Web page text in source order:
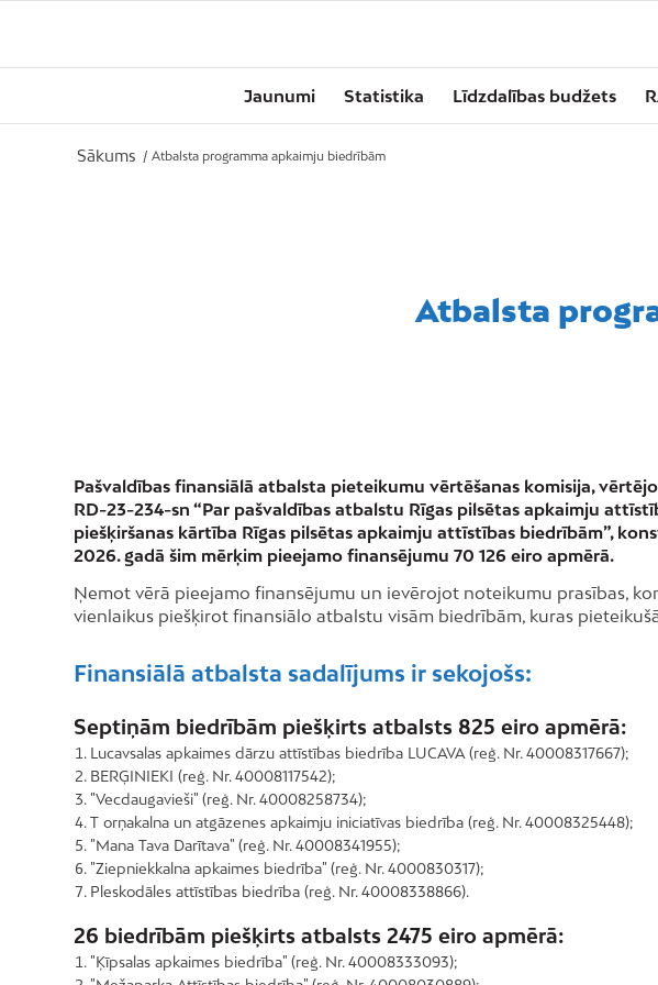
Jaunumi Statistika Līdzdalības budžets
Sākums / Atbalsta programma apkaimju biedrībām
Atbalsta
Pašvaldības finansiālā atbalsta pieteikumu vērtēšanas komisija,
RD-23-234-sn “Par pašvaldības atbalstu Rīgas pilsētas apkaimju
piešķiršanas kārtība Rīgas pilsētas apkaimju attīstības biedrībām”,
2026. gadā šim mērķim pieejamo finansējumu 70 126 eiro apmērā.
Ņemot vērā pieejamo finansējumu un ievērojot noteikumu prasības,
vienlaikus piešķirot finansiālo atbalstu visām biedrībām, kuras
Finansiālā atbalsta sadalījums ir sekojošs:
Septiņām biedrībām piešķirts atbalsts 825 eiro apmērā:
Lucavsalas apkaimes dārzu attīstības biedrība LUCAVA (reģ. Nr. 40008317667);
BERĢINIEKI (reģ. Nr. 40008117542);
"Vecdaugavieši" (reģ. Nr. 40008258734);
T orņakalna un atgāzenes apkaimju iniciatīvas biedrība (reģ. Nr. 40008325448);
"Mana Tava Darītava" (reģ. Nr. 40008341955);
"Ziepniekkalna apkaimes biedrība" (reģ. Nr. 4000830317);
Pleskodāles attīstības biedrība (reģ. Nr. 40008338866).
26 biedrībām piešķirts atbalsts 2475 eiro apmērā:
"Ķīpsalas apkaimes biedrība" (reģ. Nr. 40008333093);